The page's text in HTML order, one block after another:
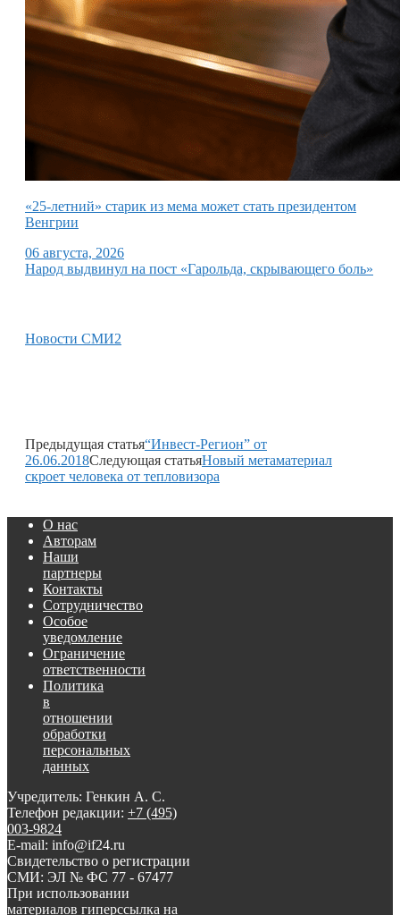
«25-летний» старик из мема может стать президентом
Венгрии
06 августа, 2026
Народ выдвинул на пост «Гарольда, скрывающего боль»
Новости СМИ2
Предыдущая статья“Инвест-Регион” от
26.06.2018Следующая статьяНовый метаматериал
скроет человека от тепловизора
О нас
Авторам
Наши
партнеры
Контакты
Сотрудничество
Особое
уведомление
Ограничение
ответственности
Политика
в
отношении
обработки
персональных
данных
Учредитель: Генкин А. С.
Телефон редакции: +7 (495)
003-9824
E-mail: info@if24.ru
Свидетельство о регистрации
СМИ: ЭЛ № ФС 77 - 67477
При использовании
материалов гиперссылка на